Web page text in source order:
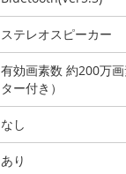
ステレオスピーカー
有効画素数 約200万
ター付き）
なし
あり